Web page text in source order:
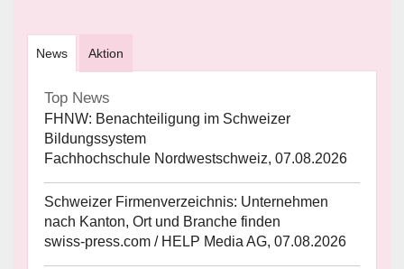
News Aktion
Top News
FHNW: Benachteiligung im Schweizer
Bildungssystem
Fachhochschule Nordwestschweiz, 07.08.2026
Schweizer Firmenverzeichnis: Unternehmen
nach Kanton, Ort und Branche finden
swiss-press.com / HELP Media AG, 07.08.2026